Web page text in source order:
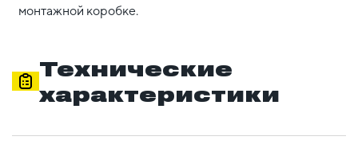
монтажной коробке.
Технические
характеристики